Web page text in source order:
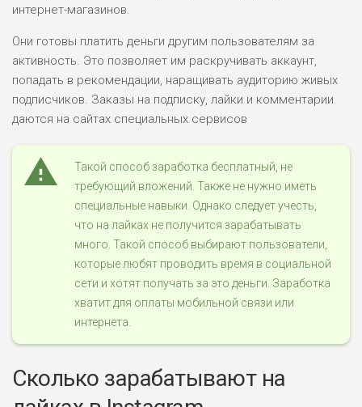
интернет-магазинов.
Они готовы платить деньги другим пользователям за
активность. Это позволяет им раскручивать аккаунт,
попадать в рекомендации, наращивать аудиторию живых
подписчиков. Заказы на подписку, лайки и комментарии
даются на сайтах специальных сервисов
Такой способ заработка бесплатный, не
требующий вложений. Также не нужно иметь
специальные навыки. Однако следует учесть,
что на лайках не получится зарабатывать
много. Такой способ выбирают пользователи,
которые любят проводить время в социальной
сети и хотят получать за это деньги. Заработка
хватит для оплаты мобильной связи или
интернета.
Сколько зарабатывают на